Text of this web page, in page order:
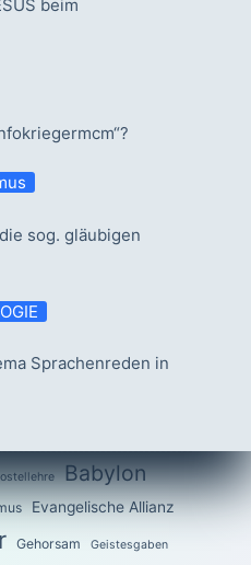
beim
sog. gläubigen
Sprachenreden in
Babylon
Evangelische Allianz
Gehorsam Geistesgaben